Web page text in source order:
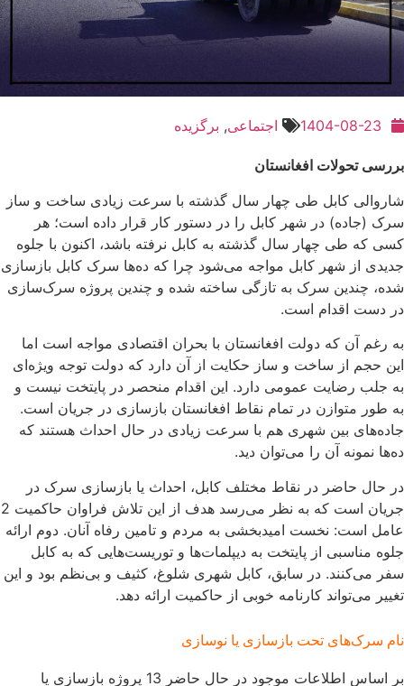
1404-08-23 اجتماعی, برگزیده
بررسی تحولات افغانستان
شاروالی کابل طی چهار سال گذشته با سرعت زیادی ساخت و ساز
سرک (جاده) در شهر کابل را در دستور کار قرار داده است؛ هر
کسی که طی چهار سال گذشته به کابل نرفته باشد، اکنون با جلوه
جدیدی از شهر کابل مواجه می‌شود چرا که ده‌ها سرک کابل بازسازی
شده، چندین سرک به تازگی ساخته شده و چندین پروژه سرک‌سازی
در دست اقدام است.
به رغم آن که دولت افغانستان با بحران اقتصادی مواجه است اما
این حجم از ساخت و ساز حکایت از آن دارد که دولت توجه ویژه‌ای
به جلب رضایت عمومی دارد. این اقدام منحصر در پایتخت نیست و
به طور متوازن در تمام نقاط افغانستان بازسازی در جریان است.
جاده‌های بین شهری هم با سرعت زیادی در حال احداث هستند که
ده‌ها نمونه آن را می‌توان دید.
در حال حاضر در نقاط مختلف کابل، احداث یا بازسازی سرک در
جریان است که به نظر می‌رسد هدف از این تلاش فراوان حاکمیت 2
عامل است: نخست امیدبخشی به مردم و تامین رفاه آنان. دوم ارائه
جلوه مناسبی از پایتخت به دیپلمات‌ها و توریست‌هایی که به کابل
سفر می‌کنند. در سابق، کابل شهری شلوغ، کثیف و بی‌نظم بود و این
تغییر می‌تواند کارنامه خوبی از حاکمیت ارائه دهد.
نام سرک‌های تحت بازسازی یا نوسازی
بر اساس اطلاعات موجود در حال حاضر 13 پروژه بازسازی یا